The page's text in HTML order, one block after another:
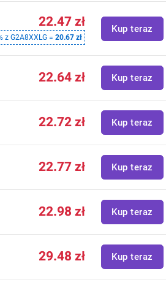
22.47 zł
z G2A8XXLG =20.67 zł
Kup teraz
22.64 zł Kup teraz
22.72 zł Kup teraz
22.77 zł Kup teraz
22.98 zł Kup teraz
29.48 zł Kup teraz